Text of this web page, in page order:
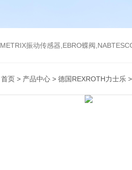
METRIX振动传感器,EBRO蝶阀
首页 > 产品中心 > 德国REXROTH力士乐 >